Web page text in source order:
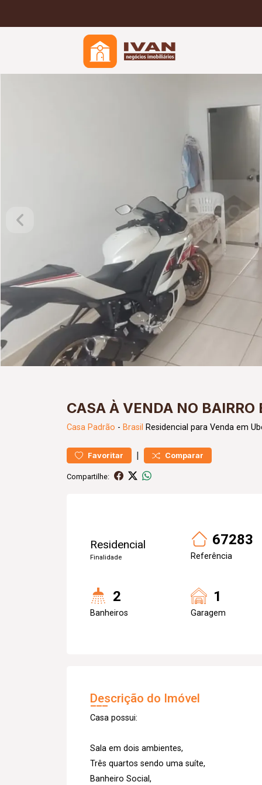
CASA À VENDA NO BAIRRO
Casa Padrão - Brasil Residencial para Venda em
Favoritar | Comparar
Compartilhe:
Residencial
Finalidade
67283
Referência
2
Banheiros
1
Garagem
Descrição do Imóvel
Casa possui:
Sala em dois ambientes,
Três quartos sendo uma suíte,
Banheiro Social,